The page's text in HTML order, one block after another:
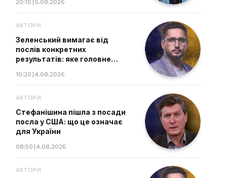
АВТОРИ
Зеленський вимагає від
послів конкретних
результатів: яке головне
10:20 | 4.08.2026
АВТОРИ
Стефанішина пішла з посади
посла у США: що це означає
для України
08:50 | 4.08.2026
АВТОРИ